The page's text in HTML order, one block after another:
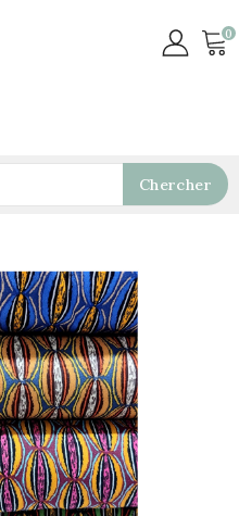
0
Chercher